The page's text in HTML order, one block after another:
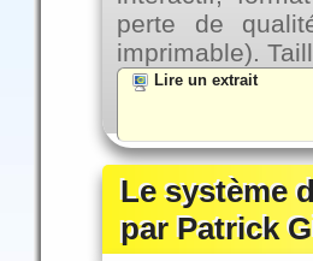
perte de
imprimable).
Lire un extrait
Le système
par Patrick